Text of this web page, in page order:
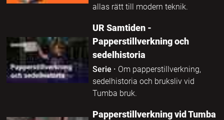
allas rätt till modern teknik.
UR Samtiden -
Papperstillverkning och
sedelhistoria
Serie · Om papperstillverkning,
sedelhistoria och bruksliv vid
Tumba bruk.
Papperstillverkning vid Tumba